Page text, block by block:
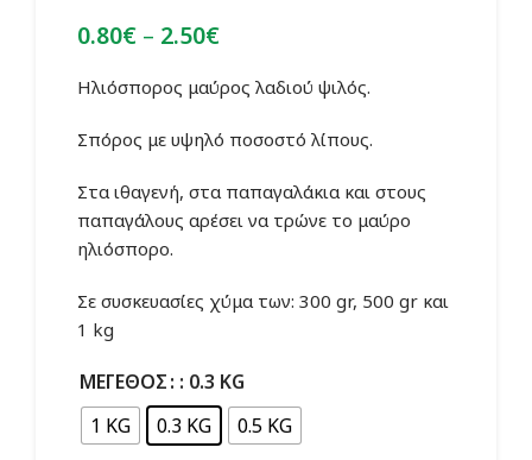
0.80€ – 2.50€Price
0.80€
2.50€
Ηλιόσπορος μαύρος λαδιού ψιλός.
Σπόρος με υψηλό ποσοστό λίπους.
Στα ιθαγενή, στα παπαγαλάκια και στους
παπαγάλους αρέσει να τρώνε το μαύρο
ηλιόσπορο.
Σε συσκευασίες χύμα των: 300 gr, 500 gr και
1 kg
ΜΈΓΕΘΟΣ : 0.3 KG
1 KG
0.3 KG 0.5 KG